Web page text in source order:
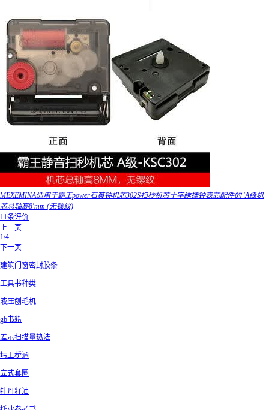
MEXEMINA适用于霸王power石英钟机芯302S扫秒机芯十字绣挂钟表芯配件的 'A级机
芯总轴高8'mm (无镙纹)
11条评价
上一页
1/4
下一页
建筑门窗密封胶条
工具书种类
液压刨毛机
gb书籍
差示扫描量热法
圬工桥涵
立式套圈
牡丹籽油